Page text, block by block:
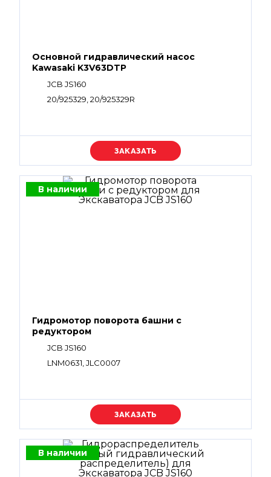
Основной гидравлический насос
Kawasaki K3V63DTP
JCB JS160
20/925329, 20/925329R
Уточняйте цену
В наличии
Гидромотор поворота башни с
редуктором
JCB JS160
LNM0631, JLC0007
Уточняйте цену
В наличии